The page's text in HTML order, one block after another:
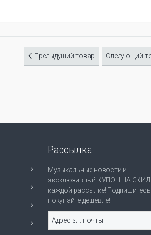
Предыдущий товар Следующий
Рассылка
Музыкальные новости и
эксклюзивный КУПОН НА
каждой рассылке! Подпишитесь
покупайте дешевле!